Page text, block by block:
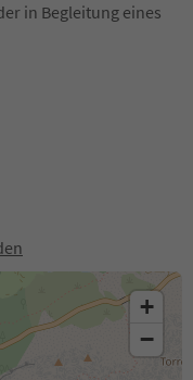
in Begleitung eines
+
−